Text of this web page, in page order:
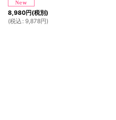
8,980円(税別)
(税込 : 9,878円)